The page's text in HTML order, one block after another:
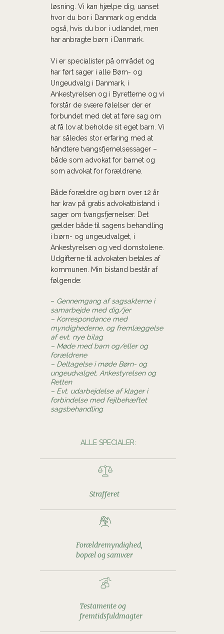
løsning. Vi kan hjælpe dig, uanset
hvor du bor i Danmark og endda
også, hvis du bor i udlandet, men
har anbragte børn i Danmark.
Vi er specialister på området og
har ført sager i alle Børn- og
Ungeudvalg i Danmark, i
Ankestyrelsen og i Byretterne og vi
forstår de svære følelser der er
forbundet med det at føre sag om
at få lov at beholde sit eget barn. Vi
har således stor erfaring med at
håndtere tvangsfjernelsessager –
både som advokat for barnet og
som advokat for forældrene.
Både forældre og børn over 12 år
har krav på gratis advokatbistand i
sager om tvangsfjernelser. Det
gælder både til sagens behandling
i børn- og ungeudvalget, i
Ankestyrelsen og ved domstolene.
Udgifterne til advokaten betales af
kommunen. Min bistand består af
følgende:
– Gennemgang af sagsakterne i
samarbejde med dig/jer
– Korrespondance med
myndighederne, og fremlæggelse
af evt. nye bilag
– Møde med barn og/eller og
forældrene
– Deltagelse i møde Børn- og
ungeudvalget, Ankestyrelsen og
Retten
– Evt. udarbejdelse af klager i
forbindelse med fejlbehæftet
sagsbehandling
ALLE SPECIALER:
Strafferet
Forældremyndighed,
bopæl og samvær
Testamente og
fremtidsfuldmagter